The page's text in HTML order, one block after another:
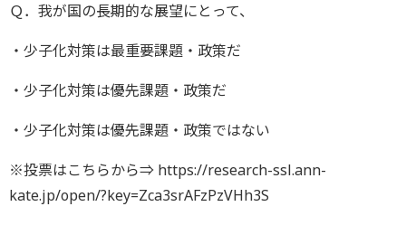
Ｑ．我が国の長期的な展望にとって、
・少子化対策は最重要課題・政策だ
・少子化対策は優先課題・政策だ
・少子化対策は優先課題・政策ではない
※投票はこちらから⇒ https://research-ssl.ann-
kate.jp/open/?key=Zca3srAFzPzVHh3S